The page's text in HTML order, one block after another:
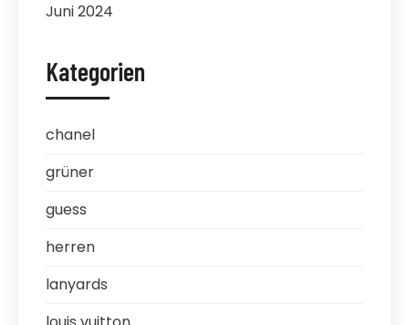
Juni 2024
Kategorien
chanel
grüner
guess
herren
lanyards